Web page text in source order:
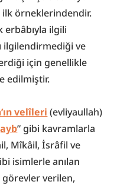
ilk örneklerindendir.
erbâbıyla ilgili
ilgilendirmediği ve
için genellikle
edilmiştir.
velîleri (evliyaullah)
” gibi kavramlarla
Mîkâil, İsrâfil ve
isimlerle anılan
verilen,